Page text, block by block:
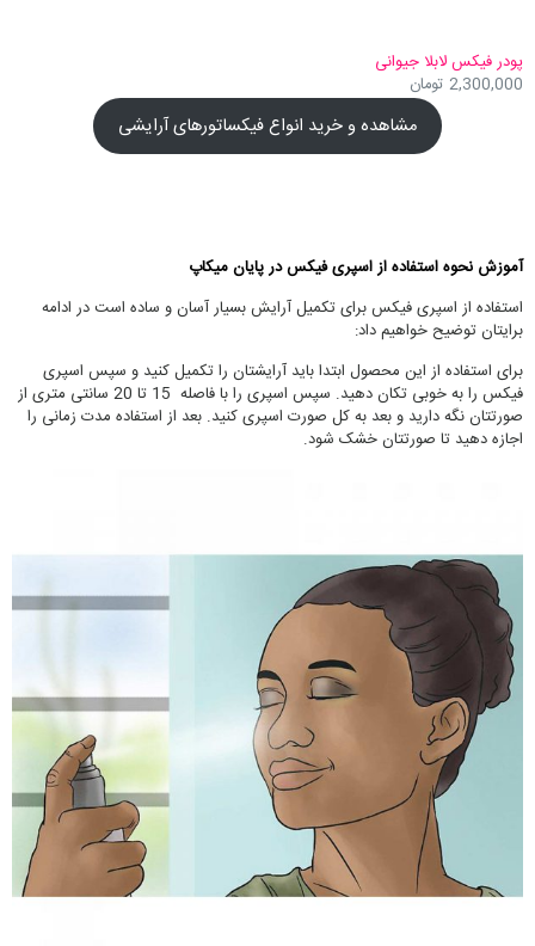
پودر فیکس لابلا جیوانی
2,300,000 تومان
مشاهده و خرید انواع فیکساتورهای آرایشی
آموزش نحوه استفاده از اسپری فیکس در پایان میکاپ
استفاده از اسپری فیکس برای تکمیل آرایش بسیار آسان و ساده است در ادامه
برایتان توضیح خواهیم داد:
برای استفاده از این محصول ابتدا باید آرایشتان را تکمیل کنید و سپس اسپری
فیکس را به خوبی تکان دهید. سپس اسپری را با فاصله 15 تا 20 سانتی متری از
صورتتان نگه دارید و بعد به کل صورت اسپری کنید. بعد از استفاده مدت زمانی را
اجازه دهید تا صورتتان خشک شود.